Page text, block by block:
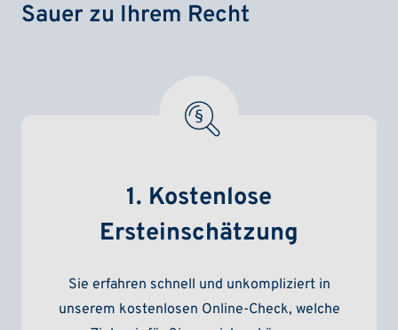
Sauer zu Ihrem Recht
1. Kostenlose
Ersteinschätzung
Sie erfahren schnell und unkompliziert in
unserem kostenlosen Online-Check, welche